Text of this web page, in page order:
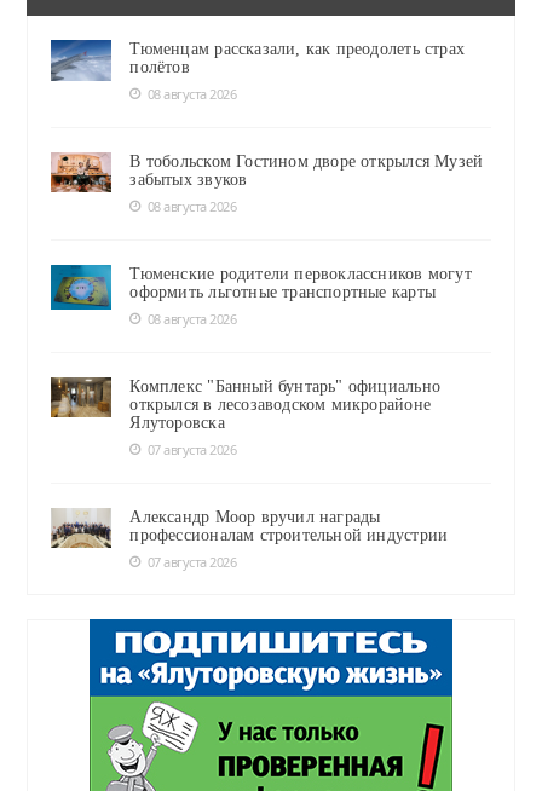
Тюменцам рассказали, как преодолеть страх
полётов
08 августа 2026
В тобольском Гостином дворе открылся Музей
забытых звуков
08 августа 2026
Тюменские родители первоклассников могут
оформить льготные транспортные карты
08 августа 2026
Комплекс "Банный бунтарь" официально
открылся в лесозаводском микрорайоне
Ялуторовска
07 августа 2026
Александр Моор вручил награды
профессионалам строительной индустрии
07 августа 2026